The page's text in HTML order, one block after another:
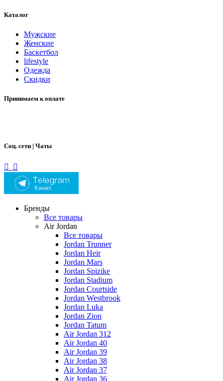
Каталог
Мужские
Женские
Баскетбол
lifestyle
Одежда
Скидки
Принимаем к оплате
Соц. сети | Чаты
Бренды
Все товары
Air Jordan
Все товары
Jordan Trunner
Jordan Heir
Jordan Mars
Jordan Spizike
Jordan Stadium
Jordan Courtside
Jordan Westbrook
Jordan Luka
Jordan Zion
Jordan Tatum
Air Jordan 312
Air Jordan 40
Air Jordan 39
Air Jordan 38
Air Jordan 37
Air Jordan 36